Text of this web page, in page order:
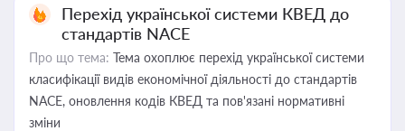
Перехід української системи КВЕД до
стандартів NACE
Про що тема: Тема охоплює перехід української системи
класифікації видів економічної діяльності до стандартів
NACE, оновлення кодів КВЕД та пов'язані нормативні
зміни